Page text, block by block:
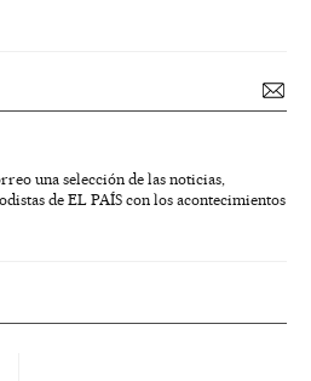
una selección de las noticias,
de EL PAÍS con los acontecimientos